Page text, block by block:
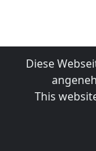
Diese
This